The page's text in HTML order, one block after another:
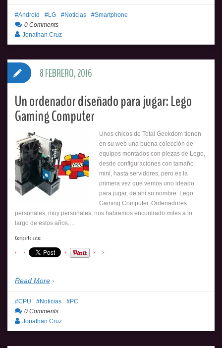
Android LG Noticias
Smartphone
0 Comments
Jonathan Cruz
Un ordenador diseñado para jugar: Lego
Gaming Computer
Unos chicos de Total Geekdom tienen
en su web una buena colección de
equipos montados con piezas de Lego,
desde configuraciones con tamaño
mini, hasta servidores, pero es la
primera vez que vemos uno ideado
para jugar, de ahí su nombre: Lego
Gaming Computer. Ordenadores
personales, muy personales, nos habremos encontrado miles a lo
largo de estos años,…
Comparte esto:
Read More
8 FEBRERO, 2016
CPU Noticias
PC
0 Comments
Jonathan Cruz